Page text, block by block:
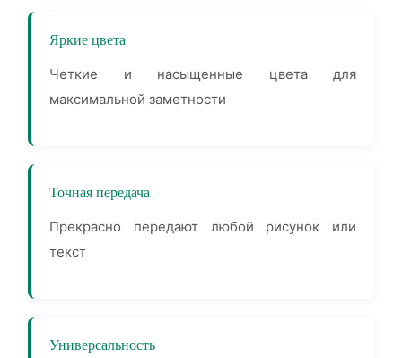
Яркие цвета
Четкие и насыщенные цвета для
максимальной заметности
Точная передача
Прекрасно передают любой рисунок или
текст
Универсальность